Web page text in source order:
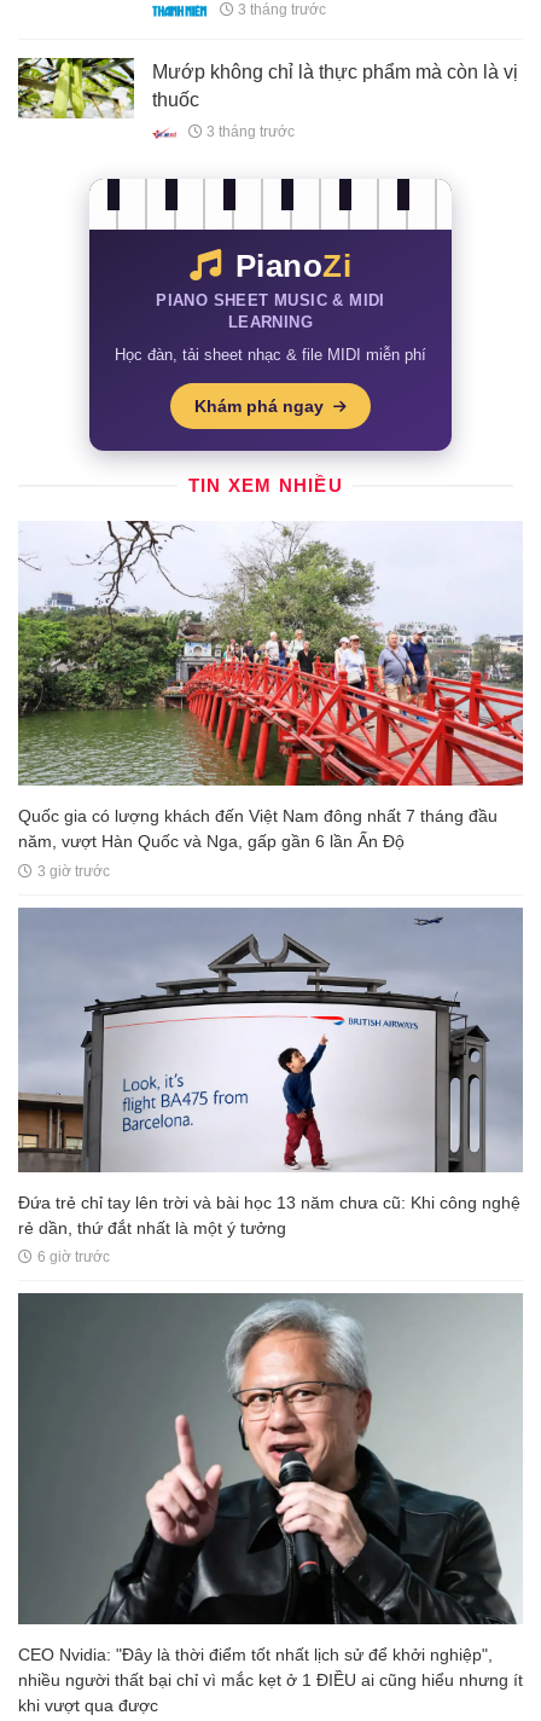
3 tháng trước
Mướp không chỉ là thực phẩm mà còn là vị
thuốc
3 tháng trước
PianoZi
PIANO SHEET MUSIC & MIDI
LEARNING
Học đàn, tải sheet nhạc & file MIDI miễn phí
Khám phá ngay
TIN XEM NHIỀU
Quốc gia có lượng khách đến Việt Nam đông nhất 7 tháng đầu
năm, vượt Hàn Quốc và Nga, gấp gần 6 lần Ấn Độ
3 giờ trước
Đứa trẻ chỉ tay lên trời và bài học 13 năm chưa cũ: Khi công nghệ
rẻ dần, thứ đắt nhất là một ý tưởng
6 giờ trước
CEO Nvidia: "Đây là thời điểm tốt nhất lịch sử để khởi nghiệp",
nhiều người thất bại chỉ vì mắc kẹt ở 1 ĐIỀU ai cũng hiểu nhưng ít
khi vượt qua được